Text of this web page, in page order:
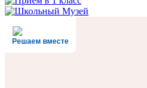
Решаем вместе